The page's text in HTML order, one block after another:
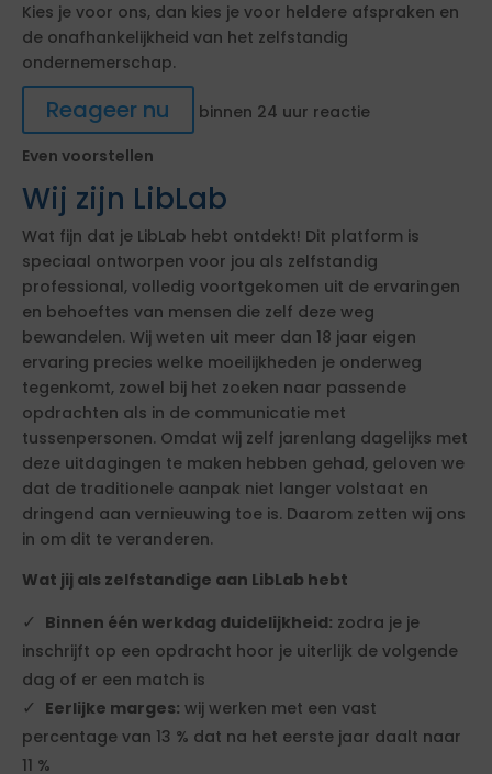
Kies je voor ons, dan kies je voor heldere afspraken en
de onafhankelijkheid van het zelfstandig
ondernemerschap.
Reageer nu
binnen 24 uur reactie
Even voorstellen
Wij zijn LibLab
Wat fijn dat je LibLab hebt ontdekt! Dit platform is
speciaal ontworpen voor jou als zelfstandig
professional, volledig voortgekomen uit de ervaringen
en behoeftes van mensen die zelf deze weg
bewandelen. Wij weten uit meer dan 18 jaar eigen
ervaring precies welke moeilijkheden je onderweg
tegenkomt, zowel bij het zoeken naar passende
opdrachten als in de communicatie met
tussenpersonen. Omdat wij zelf jarenlang dagelijks met
deze uitdagingen te maken hebben gehad, geloven we
dat de traditionele aanpak niet langer volstaat en
dringend aan vernieuwing toe is. Daarom zetten wij ons
in om dit te veranderen.
Wat jij als zelfstandige aan LibLab hebt
Binnen één werkdag duidelijkheid: zodra je je
inschrijft op een opdracht hoor je uiterlijk de volgende
dag of er een match is
Eerlijke marges: wij werken met een vast
percentage van 13 % dat na het eerste jaar daalt naar
11 %